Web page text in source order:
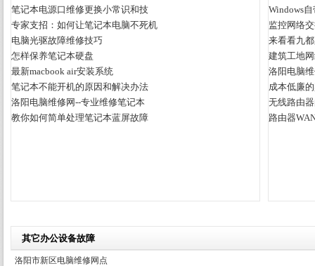
笔记本电源口维修更换小常识和技
专家支招：如何让笔记本电脑不死机
电脑光驱故障维修技巧
怎样保养笔记本硬盘
最新macbook air安装系统
笔记本不能开机的原因和解决办法
洛阳电脑维修网--专业维修笔记本
教你如何简单处理笔记本蓝屏故障
Windows
监控网络
来看看九
建筑工地
洛阳电脑
成本低廉
无线路由
路由器
其它办公设备故障
洛阳市新区电脑维修网点